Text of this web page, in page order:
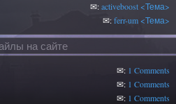
✉:activeboost <Тема>
✉:ferr-um <Тема>
на сайте
✉: 1 Comments
✉: 1 Comments
✉: 1 Comments